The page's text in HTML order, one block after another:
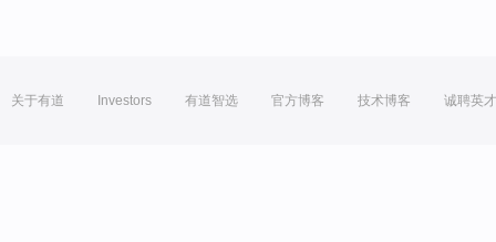
关于有道 Investors 有道智选 官方博客 技术博客 诚聘英才